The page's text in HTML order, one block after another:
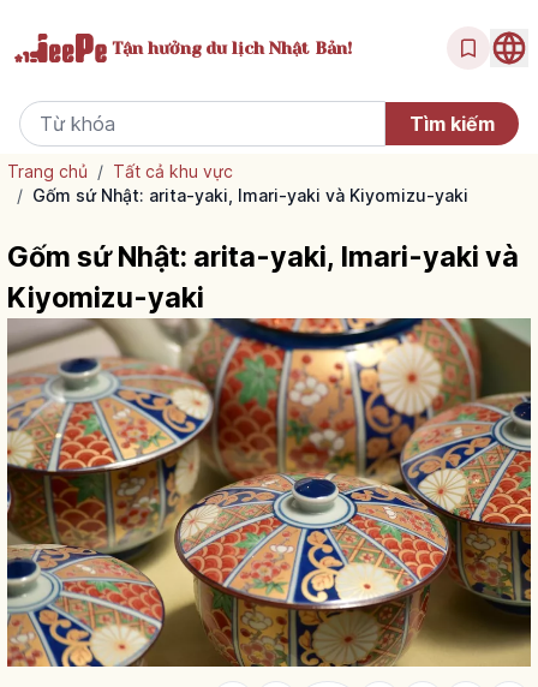
Tận hưởngdu lịch Nhật Bản!
Trang chủ / Tất cả khu vực
/ Gốm sứ Nhật: arita-yaki, Imari-yaki và Kiyomizu-yaki
Gốm sứ Nhật: arita-yaki, Imari-yaki và
Kiyomizu-yaki